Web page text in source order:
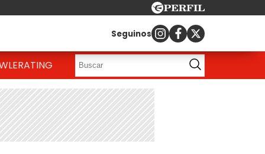
Seguinos
RATING